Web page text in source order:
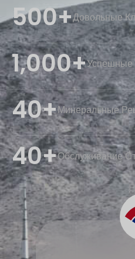
500+Довольные
1,000+Успешные
40+Минеральные
40+Обслуживание